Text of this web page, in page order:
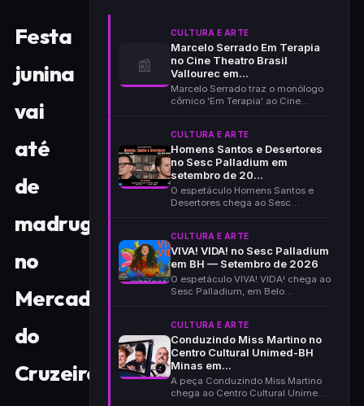
Festa
junina
vai
até
de
madrugada
no
Mercado
do
Cruzeiro
📰
CULTURA E ARTE
Marcelo Serrado Em Terapia
no Cine Theatro Brasil
Vallourec em...
Marcelo Serrado traz o monólogo
cômico 'Em Terapia' ao Cine
CULTURA E ARTE
Homens Santos e Desertores
no Sesc Palladium em
setembro de 20...
O espetáculo Homens Santos e
Desertores chega ao Sesc
CULTURA E ARTE
VIVA! VIDA! no Sesc Palladium
em BH — Setembro de 2026
O espetáculo VIVA! VIDA! chega ao
Sesc Palladium, em Belo
CULTURA E ARTE
Conduzindo Miss Martino no
Centro Cultural Unimed-BH
Minas em...
A peça Conduzindo Miss Martino
chega ao Centro Cultural Unimed-